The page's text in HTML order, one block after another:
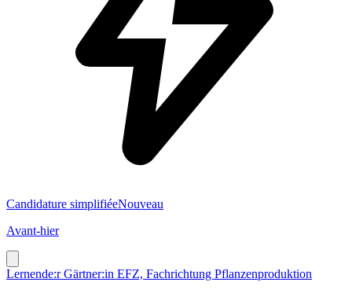
Candidature simplifiéeNouveau
Avant-hier
Lernende:r Gärtner:in EFZ, Fachrichtung Pflanzenproduktion